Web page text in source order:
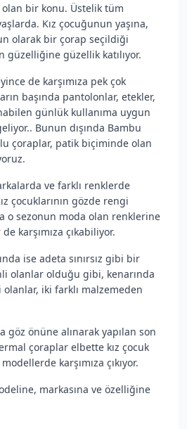
bir konu. Üstelik tüm
Kız çocuğunun yaşına,
olarak bir çorap seçildiği
güzelliğine güzellik katılıyor.
de karşımıza pek çok
başında pantolonlar, etekler,
günlük kullanıma uygun
Bunun dışında Bambu
çoraplar, patik biçiminde olan
ve farklı renklerde
çocuklarının gözde rengi
o sezonun moda olan renklerine
karşımıza çıkabiliyor.
ise adeta sınırsız gibi bir
olanlar olduğu gibi, kenarında
iki farklı malzemeden
göz önüne alınarak yapılan son
çoraplar elbette kız çocuk
karşımıza çıkıyor.
markasına ve özelliğine